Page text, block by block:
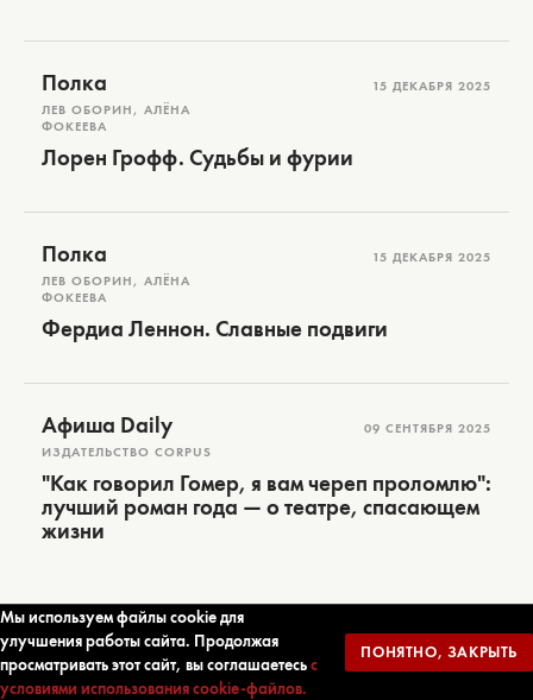
Полка
ЛЕВ ОБОРИН, АЛЁНА
ФОКЕЕВА
15 ДЕКАБРЯ 2025
Лорен Грофф. Судьбы и фурии
Полка
ЛЕВ ОБОРИН, АЛЁНА
ФОКЕЕВА
15 ДЕКАБРЯ 2025
Фердиа Леннон. Славные подвиги
Афиша Daily
ИЗДАТЕЛЬСТВО CORPUS
09 СЕНТЯБРЯ 2025
"Как говорил Гомер, я вам череп проломлю":
лучший роман года — о театре, спасающем
жизни
ПОДПИСАТЬСЯ НА НОВОСТИ
Мы используем файлы cookie для
улучшения работы сайта. Продолжая
просматривать этот сайт, вы соглашаетесьс
условиями использования cookie-файлов.
ПОНЯТНО, ЗАКРЫТЬ